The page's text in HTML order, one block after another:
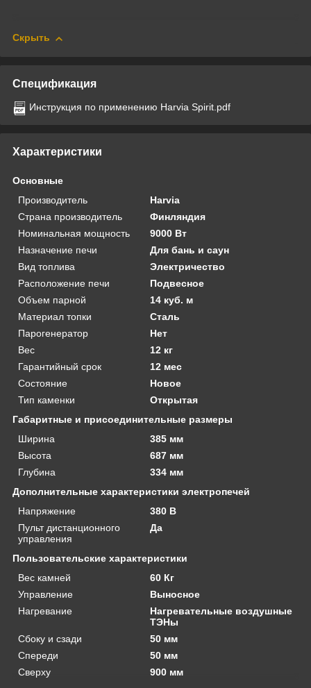
Скрыть
Спецификация
Инструкция по применению Harvia Spirit.pdf
Характеристики
Основные
Производитель
Harvia
Страна производитель
Финляндия
Номинальная мощность
9000 Вт
Назначение печи
Для бань и саун
Вид топлива
Электричество
Расположение печи
Подвесное
Объем парной
14 куб. м
Материал топки
Сталь
Парогенератор
Нет
Вес
12 кг
Гарантийный срок
12 мес
Состояние
Новое
Тип каменки
Открытая
Габаритные и присоединительные размеры
Ширина
385 мм
Высота
687 мм
Глубина
334 мм
Дополнительные характеристики электропечей
Напряжение
380 В
Пульт дистанционного
управления
Да
Пользовательские характеристики
Вес камней
60 Кг
Управление
Выносное
Нагревание
Нагревательные воздушные
ТЭНы
Сбоку и сзади
50 мм
Спереди
50 мм
Сверху
900 мм